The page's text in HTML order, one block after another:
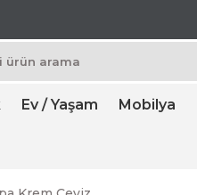
Ev / Yaşam Mobilya